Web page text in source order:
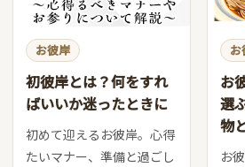
お彼岸
初彼岸とは？何をすれ
ばいいか迷ったときに
初めて迎えるお彼岸。心得
たいマナー、準備と過ごし
お
お
選
物
お